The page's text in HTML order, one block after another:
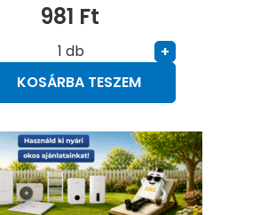
981 Ft
db
+
KOSÁRBA TESZEM